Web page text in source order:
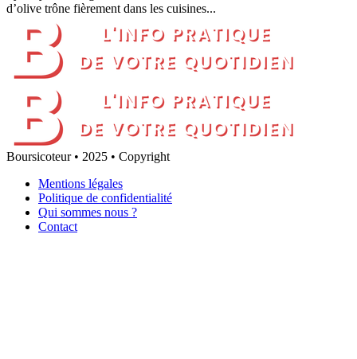
d’olive trône fièrement dans les cuisines...
Boursicoteur • 2025 • Copyright
Mentions légales
Politique de confidentialité
Qui sommes nous ?
Contact